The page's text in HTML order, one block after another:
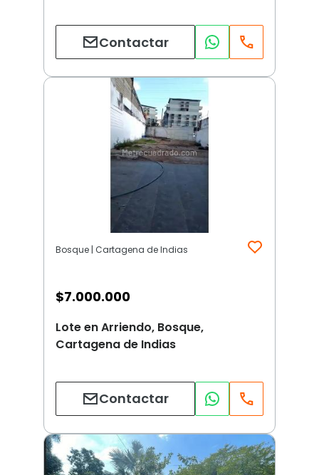
Contactar
Bosque | Cartagena de Indias
$7.000.000
Lote en Arriendo, Bosque,
Cartagena de Indias
Contactar